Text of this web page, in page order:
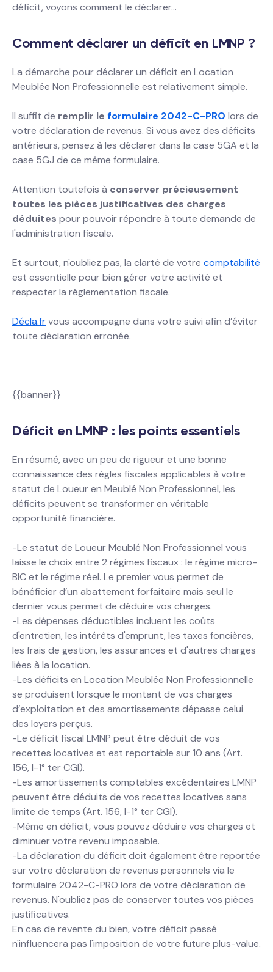
déficit, voyons comment le déclarer…
Comment déclarer un déficit en LMNP ?
La démarche pour déclarer un déficit en Location
Meublée Non Professionnelle est relativement simple.
Il suffit de remplir le formulaire 2042-C-PRO lors de
votre déclaration de revenus. Si vous avez des déficits
antérieurs, pensez à les déclarer dans la case 5GA et la
case 5GJ de ce même formulaire.
Attention toutefois à conserver précieusement
toutes les pièces justificatives des charges
déduites pour pouvoir répondre à toute demande de
l'administration fiscale.
Et surtout, n'oubliez pas, la clarté de votre comptabilité
est essentielle pour bien gérer votre activité et
respecter la réglementation fiscale.
Décla.frvous accompagne dans votre suivi afin d’éviter
toute déclaration erronée.
{{banner}}
Déficit en LMNP : les points essentiels
En résumé, avec un peu de rigueur et une bonne
connaissance des règles fiscales applicables à votre
statut de Loueur en Meublé Non Professionnel, les
déficits peuvent se transformer en véritable
opportunité financière.
-Le statut de Loueur Meublé Non Professionnel vous
laisse le choix entre 2 régimes fiscaux : le régime micro-
BIC et le régime réel. Le premier vous permet de
bénéficier d’un abattement forfaitaire mais seul le
dernier vous permet de déduire vos charges.
-Les dépenses déductibles incluent les coûts
d'entretien, les intérêts d'emprunt, les taxes foncières,
les frais de gestion, les assurances et d'autres charges
liées à la location.
-Les déficits en Location Meublée Non Professionnelle
se produisent lorsque le montant de vos charges
d’exploitation et des amortissements dépasse celui
des loyers perçus.
-Le déficit fiscal LMNP peut être déduit de vos
recettes locatives et est reportable sur 10 ans (Art.
156, I-1° ter CGI).
-Les amortissements comptables excédentaires LMNP
peuvent être déduits de vos recettes locatives sans
limite de temps (Art. 156, I-1° ter CGI).
-Même en déficit, vous pouvez déduire vos charges et
diminuer votre revenu imposable.
-La déclaration du déficit doit également être reportée
sur votre déclaration de revenus personnels via le
formulaire 2042-C-PRO lors de votre déclaration de
revenus. N'oubliez pas de conserver toutes vos pièces
justificatives.
En cas de revente du bien, votre déficit passé
n'influencera pas l'imposition de votre future plus-value.